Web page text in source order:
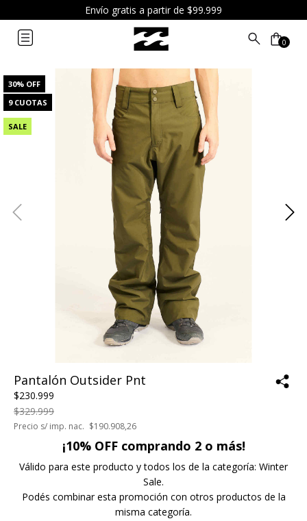
Envío gratis a partir de $99.999
0
30% OFF
9 CUOTAS
SALE
Pantalón Outsider Pnt
$230.999
$329.999
Precio s/ imp. nac. $190.908,26
¡10% OFF comprando 2 o más!
Válido para este producto y todos los de la categoría: Winter
Sale.
Podés combinar esta promoción con otros productos de la
misma categoría.